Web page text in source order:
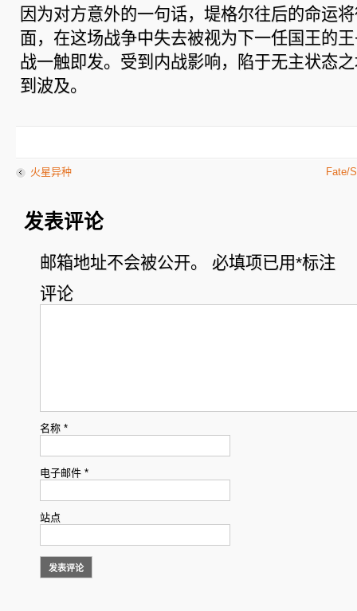
因为对方意外的一句话，堤格尔往后的命运
面，在这场战争中失去被视为下一任国王的
战一触即发。受到内战影响，陷于无主状态
到波及。
火星异种 Fate/
发表评论
邮箱地址不会被公开。 必填项已用*标注
评论
名称 *
电子邮件 *
站点